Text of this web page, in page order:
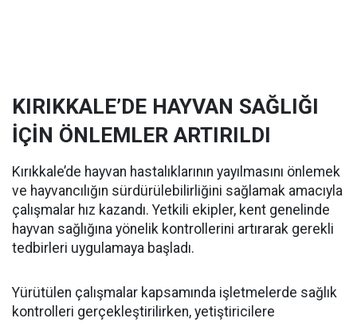
KIRIKKALE’DE HAYVAN SAĞLIĞI
İÇİN ÖNLEMLER ARTIRILDI
Kırıkkale’de hayvan hastalıklarının yayılmasını önlemek
ve hayvancılığın sürdürülebilirliğini sağlamak amacıyla
çalışmalar hız kazandı. Yetkili ekipler, kent genelinde
hayvan sağlığına yönelik kontrollerini artırarak gerekli
tedbirleri uygulamaya başladı.
Yürütülen çalışmalar kapsamında işletmelerde sağlık
kontrolleri gerçekleştirilirken, yetiştiricilere